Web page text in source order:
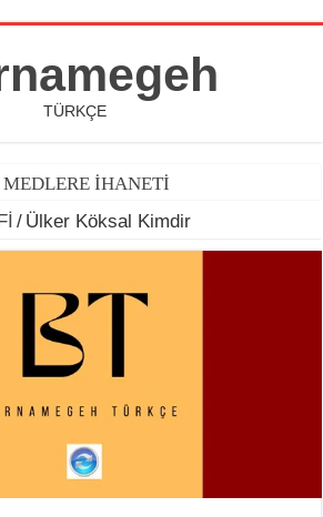
TÜRKÇE
MEDLERE İHANETİ
/ Ülker Köksal Kimdir